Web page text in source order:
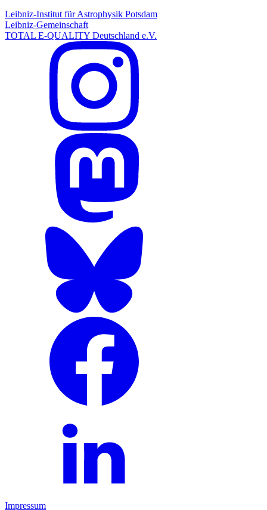
Leibniz-Institut für Astrophysik Potsdam
Leibniz-Gemeinschaft
TOTAL E-QUALITY Deutschland e.V.
Impressum